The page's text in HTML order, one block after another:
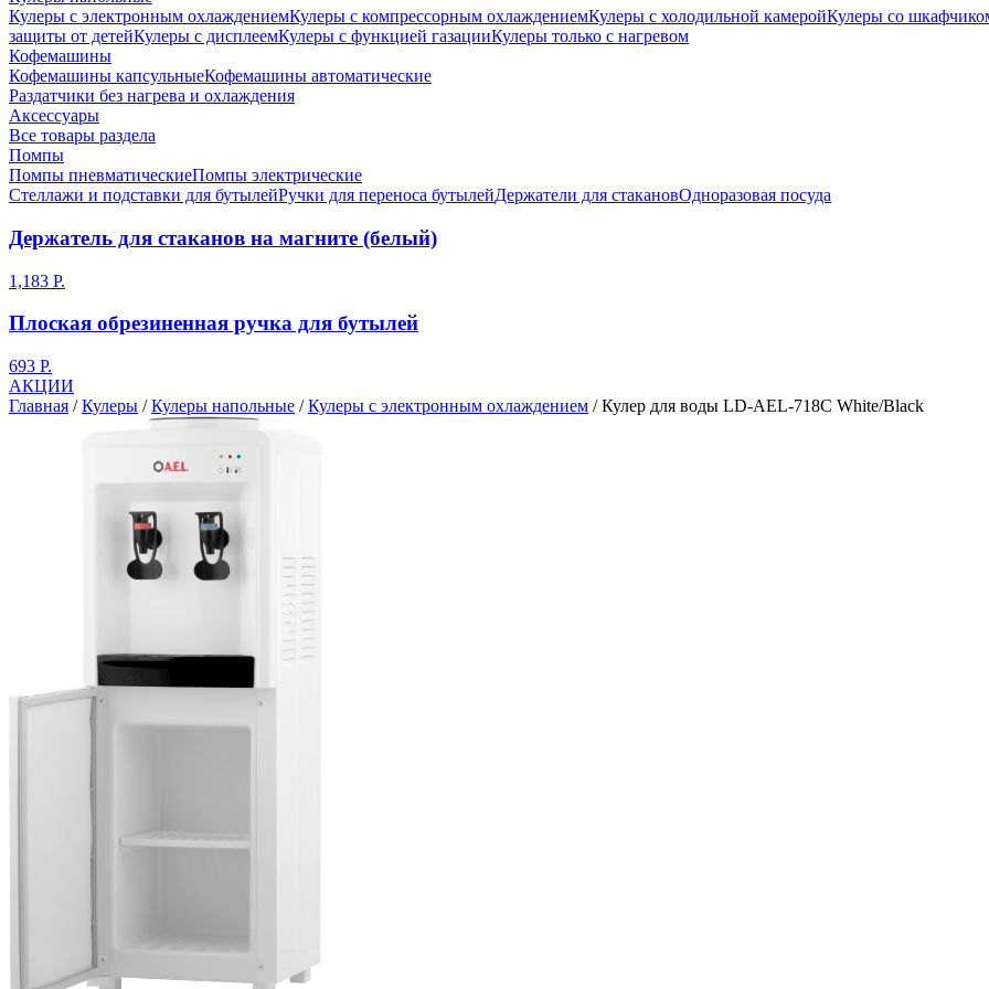
Кулеры с электронным охлаждениемКулеры с компрессорным охлаждениемКулеры с холодильной камеройКулеры со
защиты от детейКулеры с дисплеемКулеры с функцией газацииКулеры только с нагревом
Кофемашины
Кофемашины капсульныеКофемашины автоматические
Раздатчики без нагрева и охлаждения
Аксессуары
Все товары раздела
Помпы
Помпы пневматическиеПомпы электрические
Стеллажи и подставки для бутылейРучки для переноса бутылейДержатели для стакановОдноразовая посуда
Держатель для стаканов на магните (белый)
1,183 Р.
Плоская обрезиненная ручка для бутылей
693 Р.
АКЦИИ
Главная /Кулеры /Кулеры напольные /Кулеры с электронным охлаждением /Кулер для воды LD-AEL-718C White/Black